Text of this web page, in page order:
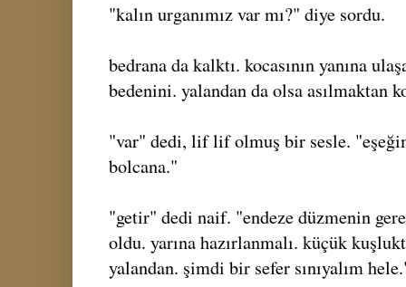
"kalın urganımız var mı?" diye sordu.
bedrana da kalktı. kocasının yanına
bedenini. yalandan da olsa asılmaktan
"var" dedi, lif lif olmuş bir sesle.
bolcana."
"getir" dedi naif. "endeze düzmenin
oldu. yarına hazırlanmalı. küçük
yalandan. şimdi bir sefer sınıyalım